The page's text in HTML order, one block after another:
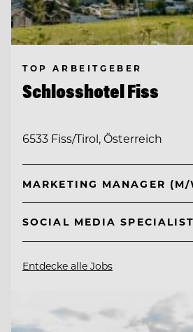
TOP ARBEITGEBER
Schlosshotel Fiss
6533 Fiss/Tirol, Österreich
MARKETING MANAGER (M/
SOCIAL MEDIA
Entdecke alle Jobs